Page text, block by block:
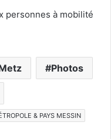
personnes à mobilité
Photos
& PAYS MESSIN